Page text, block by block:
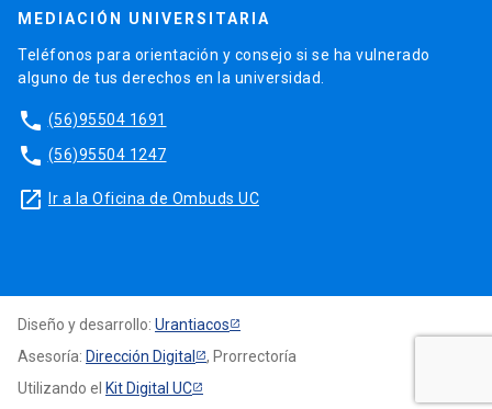
MEDIACIÓN UNIVERSITARIA
Teléfonos para orientación y consejo si se ha vulnerado
alguno de tus derechos en la universidad.
phone (56)95504 1691
phone (56)95504 1247
launch Ir a la Oficina de Ombuds UC
Diseño y desarrollo: Urantiacos
Asesoría: Dirección Digital
, Prorrectoría
Utilizando el Kit Digital UC